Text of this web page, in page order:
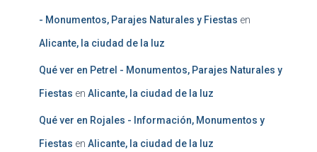
- Monumentos, Parajes Naturales y Fiestas en
Alicante, la ciudad de la luz
Qué ver en Petrel - Monumentos, Parajes Naturales y
Fiestas en Alicante, la ciudad de la luz
Qué ver en Rojales - Información, Monumentos y
Fiestas en Alicante, la ciudad de la luz